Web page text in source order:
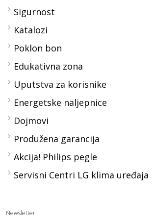
Sigurnost
Katalozi
Poklon bon
Edukativna zona
Uputstva za korisnike
Energetske naljepnice
Dojmovi
Produžena garancija
Akcija! Philips pegle
Servisni Centri LG klima uređaja
Newsletter